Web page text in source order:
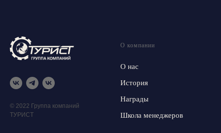
© 2022 Группа компаний
ТУРИСТ
О компании
О нас
История
Награды
Школа менеджеров